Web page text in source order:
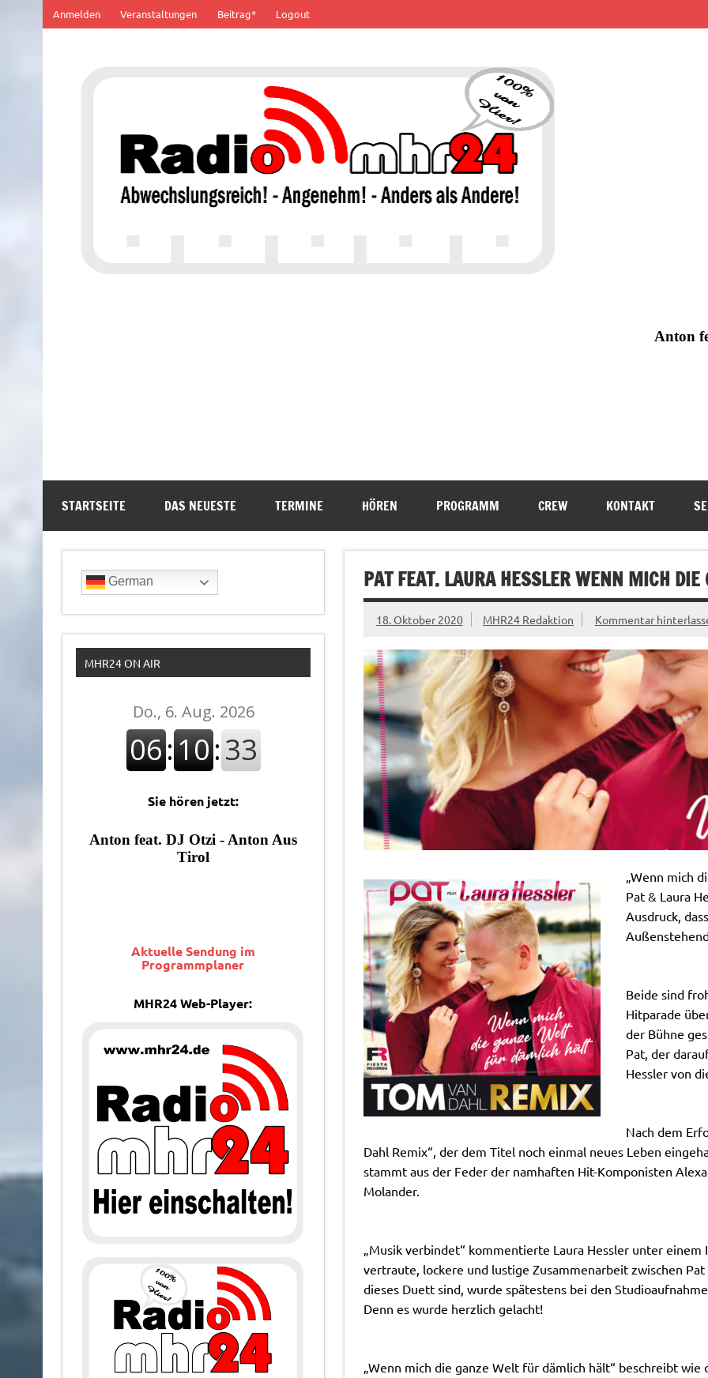
springen
Anmelden Veranstaltungen Beitrag* Logout
STARTSEITE DAS NEUESTE TERMINE HÖREN PROGRAMM CREW KONTAKT
PAT FEAT. LAURA HESSLER WENN MICH
18. Oktober 2020 MHR24 Redaktion Kommentar
„Wenn mich
Pat & Laura
Ausdruck,
Beide sind
Hitparade
der Bühne
Pat, der
Hessler von
Nach dem
Dahl Remix“, der dem Titel noch einmal neues Leben
stammt aus der Feder der namhaften Hit-Komponisten
Molander.
„Musik verbindet“ kommentierte Laura Hessler unter
vertraute, lockere und lustige Zusammenarbeit zwischen
dieses Duett sind, wurde spätestens bei den
Denn es wurde herzlich gelacht!
„Wenn mich die ganze Welt für dämlich hält“ beschreibt
German
MHR24 ON AIR
Sie hören jetzt:
Aktuelle Sendung im
Programmplaner
MHR24 Web-Player: